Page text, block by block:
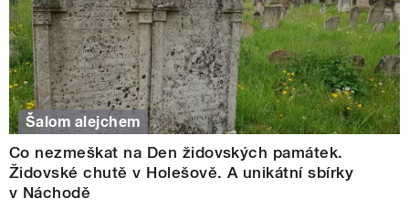
Šalom alejchem
Co nezmeškat na Den židovských památek.
Židovské chutě v Holešově. A unikátní sbírky
v Náchodě